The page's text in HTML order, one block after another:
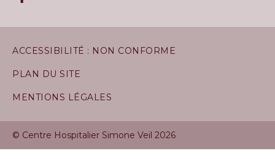
© Centre Hospitalier Simone Veil 2026
ACCESSIBILITÉ : NON CONFORME
PLAN DU SITE
MENTIONS LÉGALES